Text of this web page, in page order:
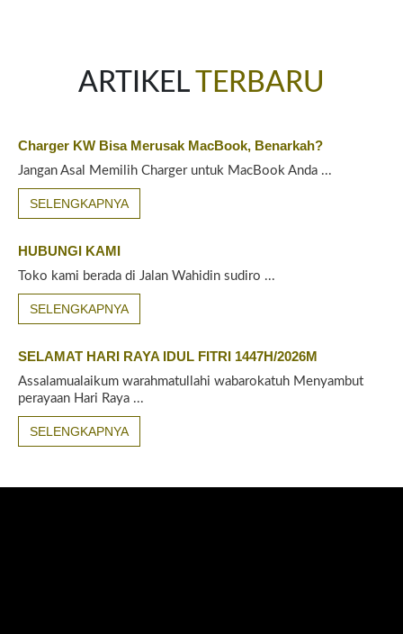
ARTIKELTERBARU
Charger KW Bisa Merusak MacBook, Benarkah?
Jangan Asal Memilih Charger untuk MacBook Anda ...
SELENGKAPNYA
HUBUNGI KAMI
Toko kami berada di Jalan Wahidin sudiro ...
SELENGKAPNYA
SELAMAT HARI RAYA IDUL FITRI 1447H/2026M
Assalamualaikum warahmatullahi wabarokatuh Menyambut
perayaan Hari Raya ...
SELENGKAPNYA